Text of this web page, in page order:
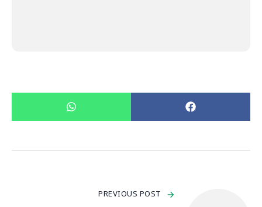
PREVIOUS POST